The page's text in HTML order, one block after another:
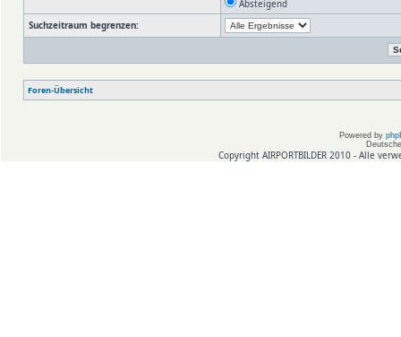
Absteigend
Suchzeitraum begrenzen:
Foren-Übersicht
Powered by
Copyright AIRPORTBILDER 2010 - Alle